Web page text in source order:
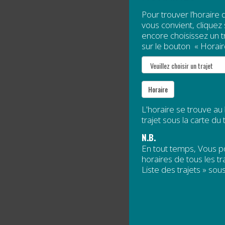
FÊTE
Lire la
Publié
Les
Pour trouver
vous convient, cliquez
encore choisissez un
sur le bouton «
Horaire
L'horaire se trouve
trajet sous la carte du
N.B.
En tout temps, Vous
horaires de tous les
Liste des trajets »